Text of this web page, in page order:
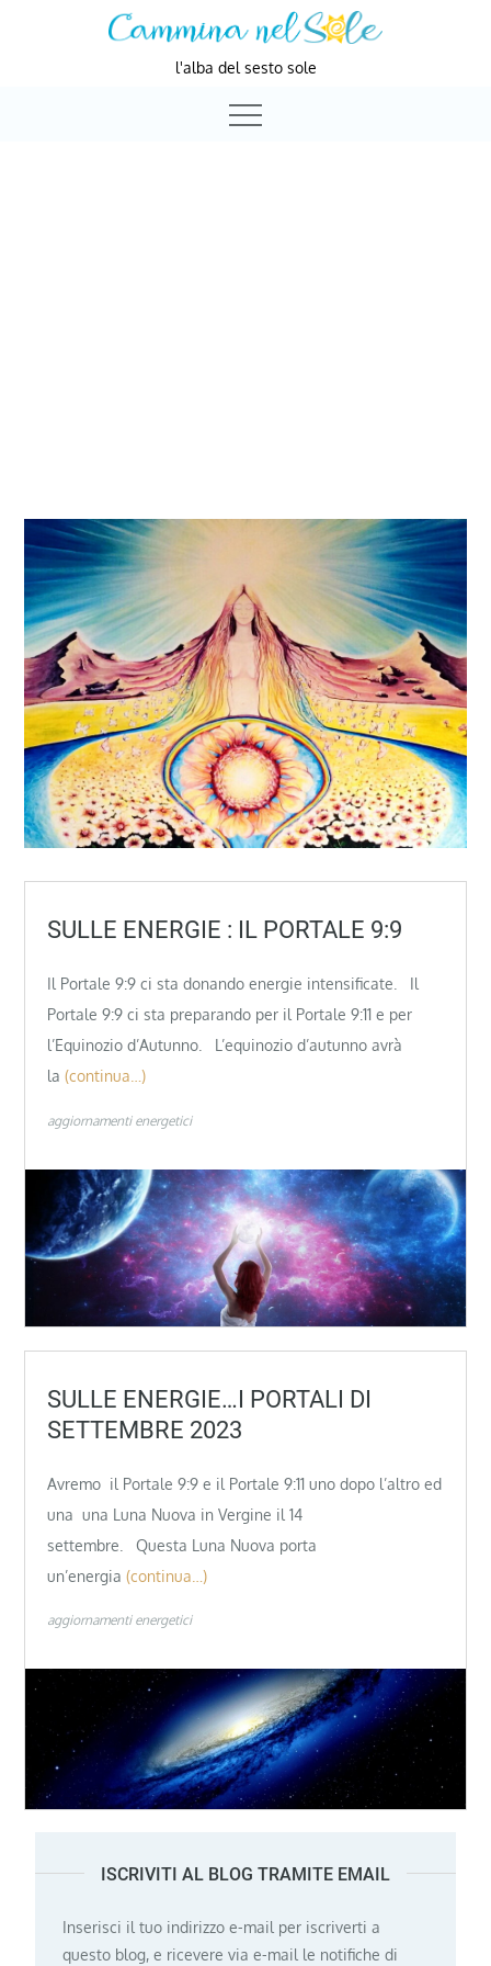
l'alba del sesto sole
SULLE ENERGIE : IL PORTALE 9:9
Il Portale 9:9 ci sta donando energie intensificate. Il
Portale 9:9 ci sta preparando per il Portale 9:11 e per
l’Equinozio d’Autunno. L’equinozio d’autunno avrà
la (continua…)
aggiornamenti energetici
SULLE ENERGIE…I PORTALI DI
SETTEMBRE 2023
Avremo il Portale 9:9 e il Portale 9:11 uno dopo l’altro ed
una una Luna Nuova in Vergine il 14
settembre. Questa Luna Nuova porta
un’energia (continua…)
aggiornamenti energetici
ISCRIVITI AL BLOG TRAMITE EMAIL
Inserisci il tuo indirizzo e-mail per iscriverti a
questo blog, e ricevere via e-mail le notifiche di